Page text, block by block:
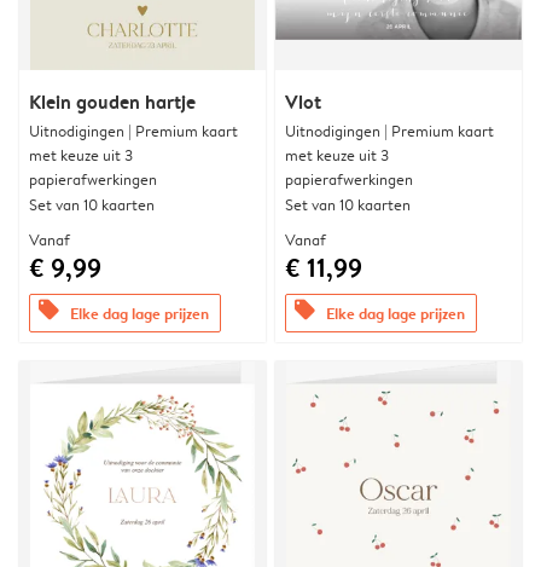
Klein gouden hartje
Uitnodigingen | Premium kaart
met keuze uit 3
papierafwerkingen
Set van 10 kaarten
Vanaf
€ 9,99
offers Elke dag lage prijzen
Vlot
Uitnodigingen | Premium kaart
met keuze uit 3
papierafwerkingen
Set van 10 kaarten
Vanaf
€ 11,99
offers Elke dag lage prijzen